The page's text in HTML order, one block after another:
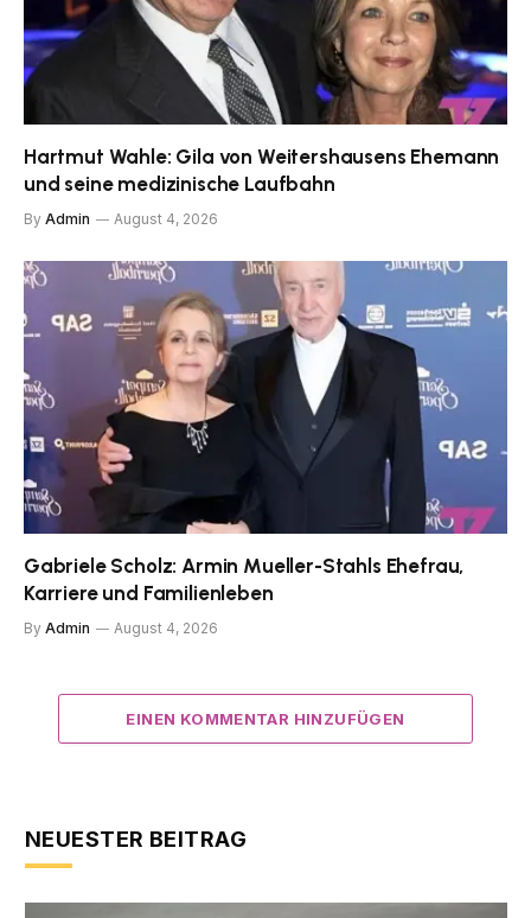
Hartmut Wahle: Gila von Weitershausens Ehemann
und seine medizinische Laufbahn
By Admin August 4, 2026
Gabriele Scholz: Armin Mueller-Stahls Ehefrau,
Karriere und Familienleben
By Admin August 4, 2026
EINEN KOMMENTAR HINZUFÜGEN
NEUESTER BEITRAG